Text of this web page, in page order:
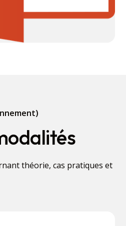
théorie, cas pratiques et